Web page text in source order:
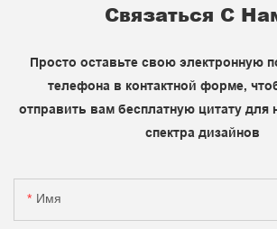
Связаться С
Просто оставьте свою электронную
телефона в контактной форме,
отправить вам бесплатную цитату для
спектра дизайнов
Имя